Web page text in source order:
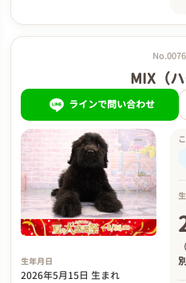
MIX（ハ
ラインで問い合わせ
生年月日
2026年5月15日 生まれ